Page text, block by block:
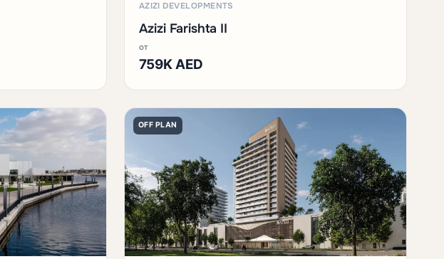
AZIZI DEVELOPMENTS
Azizi Farishta II
от
759K AED
OFF PLAN